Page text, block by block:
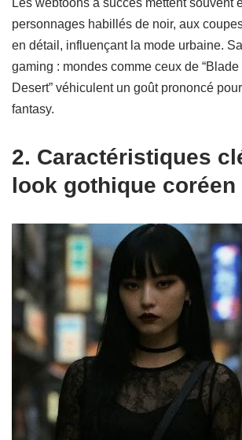
personnages habillés de noir, aux
en détail, influençant la mode urbaine.
gaming : mondes comme ceux de “Blade
Desert” véhiculent un goût prononcé
fantasy.
2. Caractéristiques
look gothique coréen